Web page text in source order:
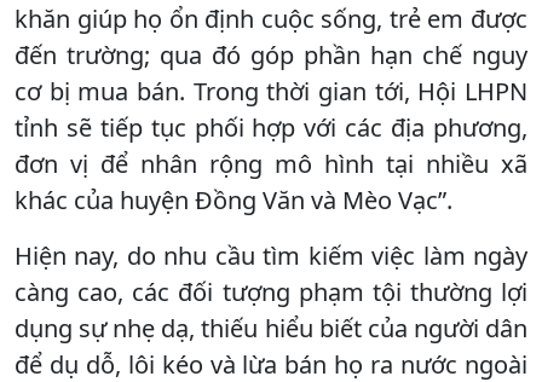
khăn giúp họ ổn định cuộc sống, trẻ em được
đến trường; qua đó góp phần hạn chế nguy
cơ bị mua bán. Trong thời gian tới, Hội LHPN
tỉnh sẽ tiếp tục phối hợp với các địa phương,
đơn vị để nhân rộng mô hình tại nhiều xã
khác của huyện Đồng Văn và Mèo Vạc”.
Hiện nay, do nhu cầu tìm kiếm việc làm ngày
càng cao, các đối tượng phạm tội thường lợi
dụng sự nhẹ dạ, thiếu hiểu biết của người dân
để dụ dỗ, lôi kéo và lừa bán họ ra nước ngoài